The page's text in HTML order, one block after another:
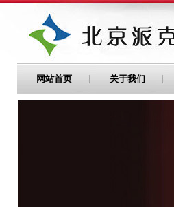
网站首页 关于我们